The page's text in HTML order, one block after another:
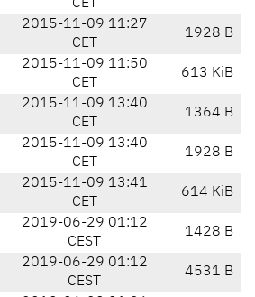
CET
2015-11-09 11:27
CET
1928 B
2015-11-09 11:50
CET
613 KiB
2015-11-09 13:40
CET
1364 B
2015-11-09 13:40
CET
1928 B
2015-11-09 13:41
CET
614 KiB
2019-06-29 01:12
CEST
1428 B
2019-06-29 01:12
CEST
4531 B